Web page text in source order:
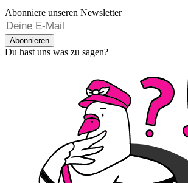
Abonniere unseren Newsletter
Abonnieren
Du hast uns was zu sagen?